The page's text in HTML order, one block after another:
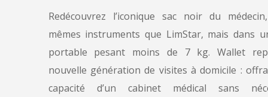
Redécouvrez l’iconique sac noir du
mêmes instruments que LimStar, mais dans
portable pesant moins de 7 kg. Wallet
nouvelle génération de visites à domicile :
capacité d’un cabinet médical sans